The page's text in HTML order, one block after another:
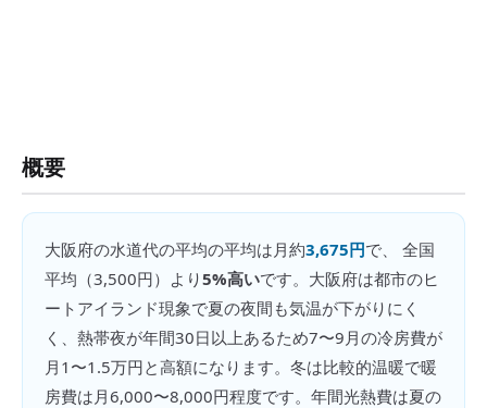
概要
大阪府の水道代の平均の平均は月約3,675円で、 全国
平均（3,500円）より5%高いです。 大阪府は都市のヒ
ートアイランド現象で夏の夜間も気温が下がりにく
く、熱帯夜が年間30日以上あるため7〜9月の冷房費が
月1〜1.5万円と高額になります。冬は比較的温暖で暖
房費は月6,000〜8,000円程度です。年間光熱費は夏の